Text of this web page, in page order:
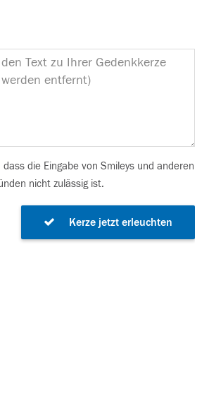
die Eingabe von Smileys und anderen
nicht zulässig ist.
Kerze jetzt erleuchten